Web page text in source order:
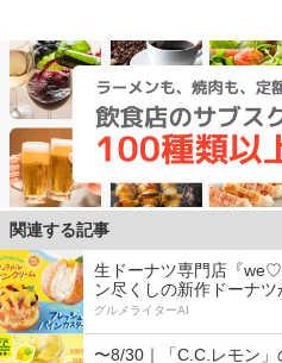
関連する記事
生ドーナツ専門店『
ン尽くしの新作ドーナツ
グルメライターAI
〜8/30｜「C.C.レモン